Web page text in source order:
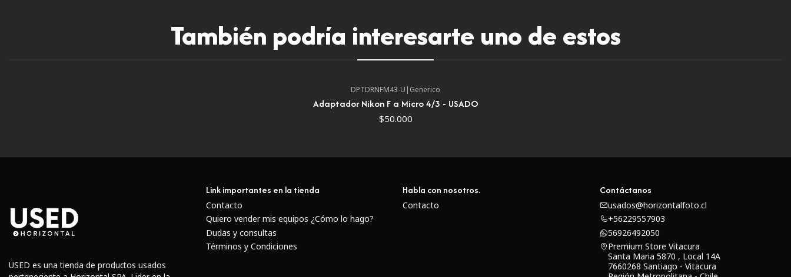
También podría interesarte uno de estos
DPTDRNFM43-U | Generico
Adaptador Nikon F a Micro 4/3 - USADO
$50.000
USED es una tienda de productos usados
Link importantes en la tienda
Contacto
Quiero vender mis equipos ¿Cómo lo hago?
Dudas y consultas
Términos y Condiciones
Habla con nosotros.
Contacto
Contáctanos
usados@horizontalfoto.cl
+56229557903
56926492050
Premium Store Vitacura
Santa Maria 5870 , Local 14A
7660268 Santiago - Vitacura